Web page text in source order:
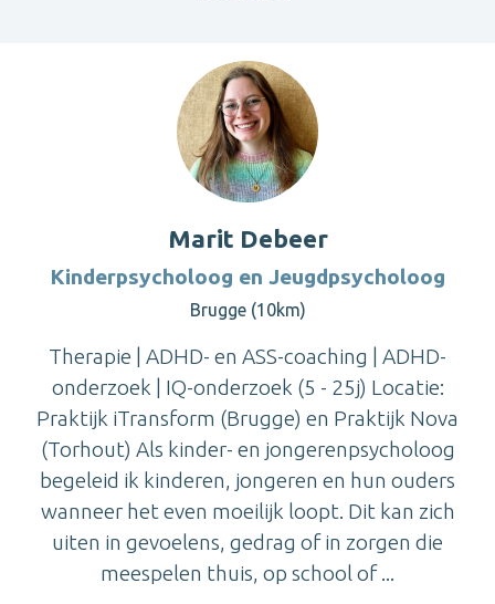
Marit Debeer
Kinderpsycholoog en Jeugdpsycholoog
Brugge (10km)
Therapie | ADHD- en ASS-coaching | ADHD-
onderzoek | IQ-onderzoek (5 - 25j) Locatie:
Praktijk iTransform (Brugge) en Praktijk Nova
(Torhout) Als kinder- en jongerenpsycholoog
begeleid ik kinderen, jongeren en hun ouders
wanneer het even moeilijk loopt. Dit kan zich
uiten in gevoelens, gedrag of in zorgen die
meespelen thuis, op school of ...